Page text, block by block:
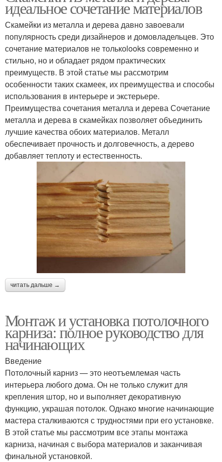
идеальное сочетание материалов
Скамейки из металла и дерева давно завоевали
популярность среди дизайнеров и домовладельцев. Это
сочетание материалов не толькоlooks современно и
стильно, но и обладает рядом практических
преимуществ. В этой статье мы рассмотрим
особенности таких скамеек, их преимущества и способы
использования в интерьере и экстерьере.
Преимущества сочетания металла и дерева Сочетание
металла и дерева в скамейках позволяет объединить
лучшие качества обоих материалов. Металл
обеспечивает прочность и долговечность, а дерево
добавляет теплоту и естественность.
читать дальше →
Монтаж и установка потолочного
карниза: полное руководство для
начинающих
Введение
Потолочный карниз — это неотъемлемая часть
интерьера любого дома. Он не только служит для
крепления штор, но и выполняет декоративную
функцию, украшая потолок. Однако многие начинающие
мастера сталкиваются с трудностями при его установке.
В этой статье мы рассмотрим все этапы монтажа
карниза, начиная с выбора материалов и заканчивая
финальной установкой.